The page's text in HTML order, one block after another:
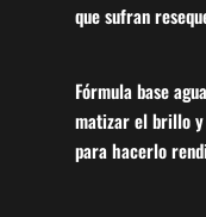
que sufran
Fórmula base
matizar el brillo y
para hacerlo